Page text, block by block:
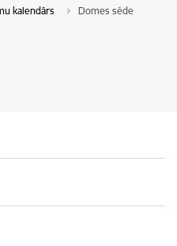
kalendārs Domes sēde